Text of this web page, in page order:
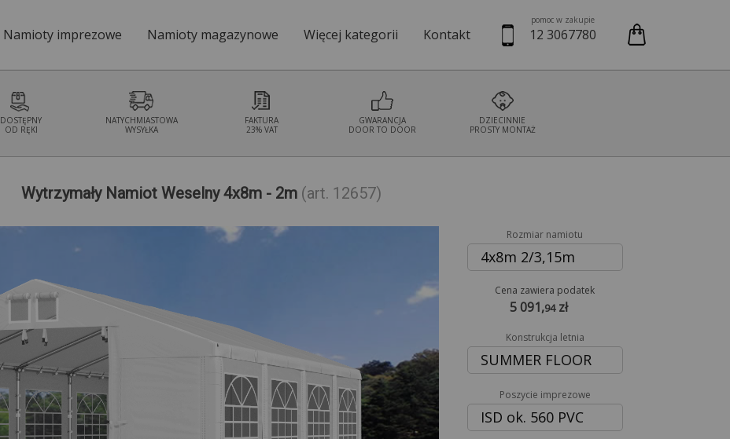
Namioty imprezowe Namioty magazynowe Więcej kategorii
Namioty cateringowe
Kontakt
pomoc w zakupie
12 3067780
DOSTĘPNY
OD RĘKI
NATYCHMIASTOWA
WYSYŁKA
FAKTURA
23% VAT
GWARANCJA
DOOR TO DOOR
DZIECINNIE
PROSTY MONTAŻ
Wytrzymały Namiot Weselny 4x8m - 2m (art. 12657)
Rozmiar namiotu
4x8m 2/3,15m
Cena zawiera podatek
5 091,94 zł
Konstrukcja letnia
SUMMER FLOOR
Poszycie imprezowe
ISD ok. 560 PVC